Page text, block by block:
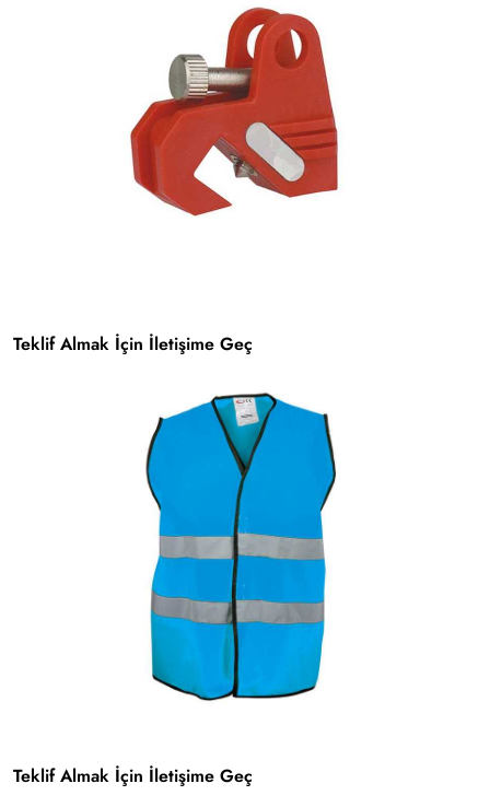
Teklif Almak İçin İletişime Geç
Teklif Almak İçin İletişime Geç